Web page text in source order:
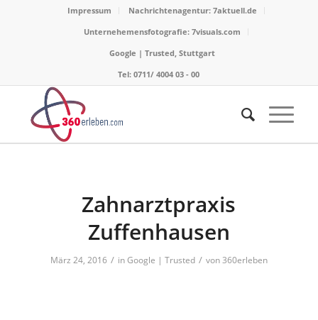
Impressum
Nachrichtenagentur: 7aktuell.de
Unternehemensfotografie: 7visuals.com
Google | Trusted, Stuttgart
Tel: 0711/ 4004 03 - 00
Zahnarztpraxis
Zuffenhausen
März 24, 2016 / inGoogle | Trusted / von360erleben